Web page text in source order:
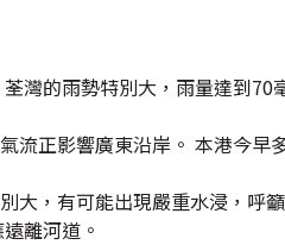
灣的雨勢特別大，雨量達到70
流正影響廣東沿岸。 本港今早
大，有可能出現嚴重水浸，呼
離河道。